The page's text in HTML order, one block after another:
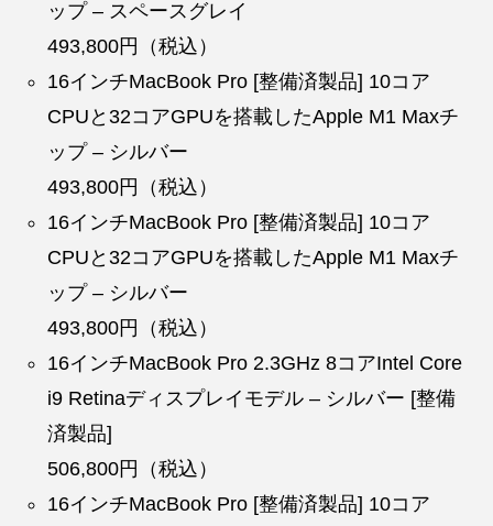
ップ – スペースグレイ
493,800円（税込）
16インチMacBook Pro [整備済製品] 10コア
CPUと32コアGPUを搭載したApple M1 Maxチ
ップ – シルバー
493,800円（税込）
16インチMacBook Pro [整備済製品] 10コア
CPUと32コアGPUを搭載したApple M1 Maxチ
ップ – シルバー
493,800円（税込）
16インチMacBook Pro 2.3GHz 8コアIntel Core
i9 Retinaディスプレイモデル – シルバー [整備
済製品]
506,800円（税込）
16インチMacBook Pro [整備済製品] 10コア